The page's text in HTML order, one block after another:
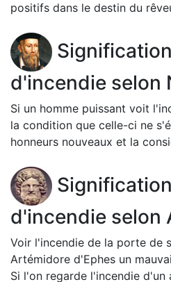
positifs dans le destin du
d'incendie selon
Si un homme puissant voit
la condition que celle-ci ne
honneurs nouveaux et la
d'incendie selon
Voir l'incendie de la porte de
Artémidore d'Ephes un
Si l'on regarde l'incendie